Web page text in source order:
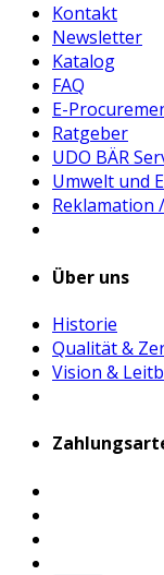
Kontakt
Newsletter
Katalog
FAQ
E-
Ratgeber
UDO BÄR
Umwelt und
Reklamation
Über uns
Historie
Qualität &
Vision &